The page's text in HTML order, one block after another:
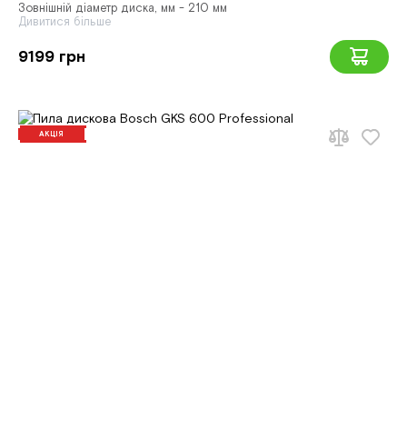
Зовнішній діаметр диска, мм - 210 мм
Дивитися більше
9199 грн
АКЦІЯ